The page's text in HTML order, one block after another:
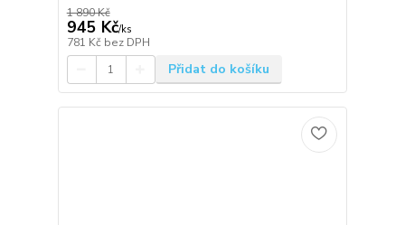
1 890 Kč
945 Kč/ks
781 Kč bez DPH
Přidat do košíku